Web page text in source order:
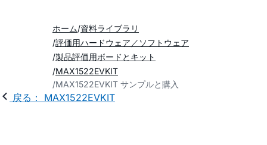
ホーム 資料ライブラリ
評価用ハードウェア／ソフトウェア
製品評価用ボードとキット
MAX1522EVKIT
MAX1522EVKIT サンプルと購入
戻る： MAX1522EVKIT